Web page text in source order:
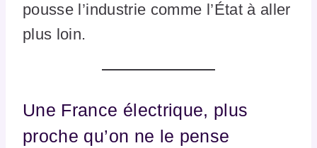
pousse l’industrie comme l’État à aller
plus loin.
Une France électrique, plus
proche qu’on ne le pense